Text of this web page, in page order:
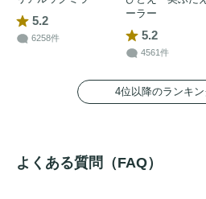
5.2
6258件
ーラー
5.2
4561件
4位以降のランキ
よくある質問（FAQ）